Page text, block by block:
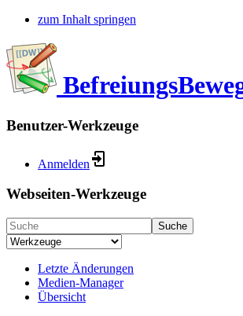
zum Inhalt springen
Benutzer-Werkzeuge
Anmelden
Webseiten-Werkzeuge
Suche
Letzte Änderungen
Medien-Manager
Übersicht